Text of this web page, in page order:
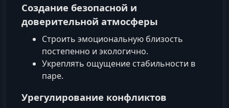
Создание безопасной и
доверительной атмосферы
Строить эмоциональную близость
постепенно и экологично.
Укреплять ощущение стабильности в
паре.
Урегулирование конфликтов